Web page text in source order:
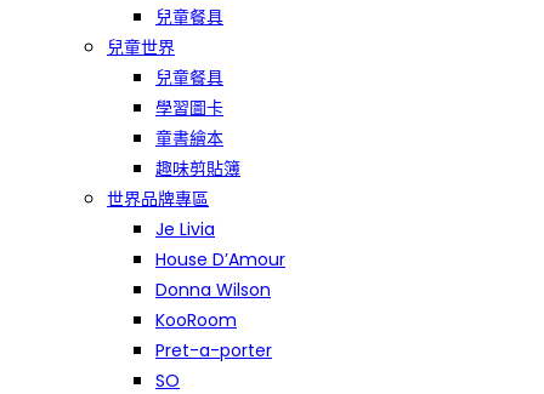
兒童餐具
兒童世界
兒童餐具
學習圖卡
童書繪本
趣味剪貼簿
世界品牌專區
Je Livia
House D’Amour
Donna Wilson
KooRoom
Pret-a-porter
SO